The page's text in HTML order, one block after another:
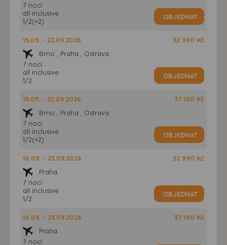
7 nocí
all inclusive
1/2(+2)
OBJEDNAT
15.09. - 22.09.2026
Brno , Praha , Ostrava
7 nocí
all inclusive
1/2
32 990 Kč
OBJEDNAT
15.09. - 22.09.2026
Brno , Praha , Ostrava
7 nocí
all inclusive
1/2(+2)
37 190 Kč
OBJEDNAT
16.09. - 23.09.2026
Praha
7 nocí
all inclusive
1/2
32 990 Kč
OBJEDNAT
16.09. - 23.09.2026
Praha
7 nocí
37 190 Kč